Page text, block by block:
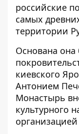
российские
самых
территории
Основана она
киевского
Антонием
Монастырь
культурного